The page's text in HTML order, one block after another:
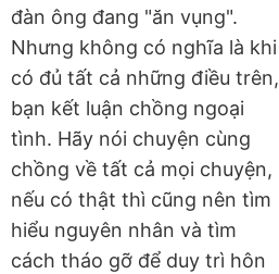
đàn ông đang "ăn vụng".
Nhưng không có nghĩa là khi
có đủ tất cả những điều trên,
bạn kết luận chồng ngoại
tình. Hãy nói chuyện cùng
chồng về tất cả mọi chuyện,
nếu có thật thì cũng nên tìm
hiểu nguyên nhân và tìm
cách tháo gỡ để duy trì hôn